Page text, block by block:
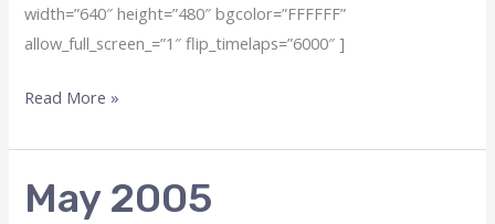
width=”640″ height=”480″ bgcolor=”FFFFFF”
allow_full_screen_=”1″ flip_timelaps=”6000″ ]
August
Read More »
May 2005